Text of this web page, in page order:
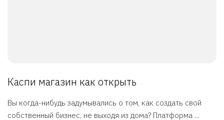
Каспи магазин как открыть
Вы когда-нибудь задумывались о том, как создать свой
собственный бизнес, не выходя из дома? Платформа ...